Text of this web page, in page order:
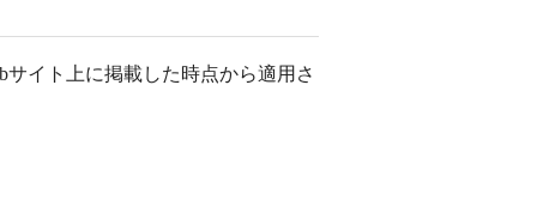
イト上に掲載した時点から適用さ